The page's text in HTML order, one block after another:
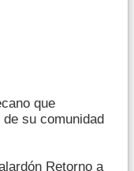
que
su comunidad
Retorno a